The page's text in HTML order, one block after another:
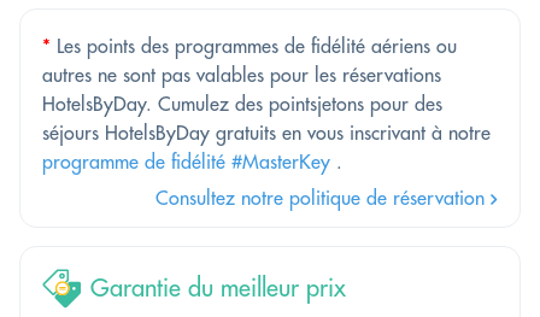
* Les points des programmes de fidélité aériens ou
autres ne sont pas valables pour les réservations
HotelsByDay. Cumulez des pointsjetons pour des
séjours HotelsByDay gratuits en vous inscrivant à notre
programme de fidélité #MasterKey .
Consultez notre politique de réservation
Garantie du meilleur prix